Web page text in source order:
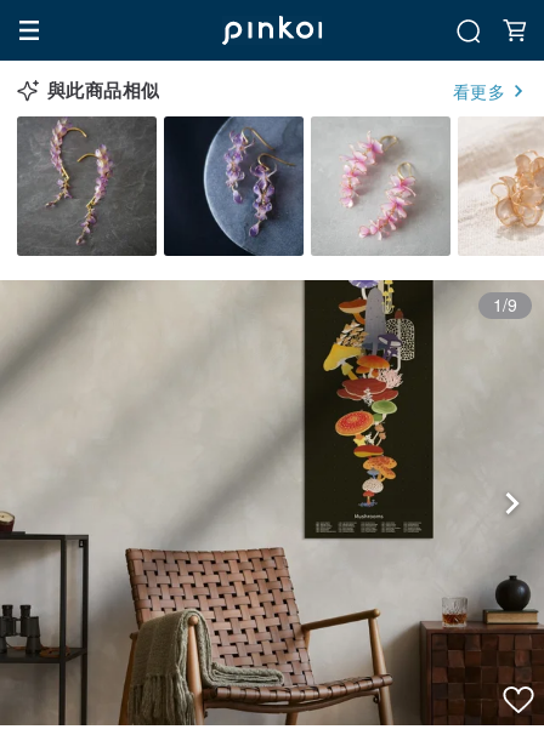
與此商品相似 看更多
1/9